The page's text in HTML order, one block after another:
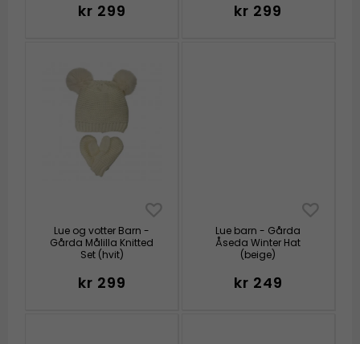
kr 299 kr 299
Lue og votter Barn -
Gårda Målilla Knitted
Set (hvit)
kr 299
Lue barn - Gårda
Åseda Winter Hat
(beige)
kr 249